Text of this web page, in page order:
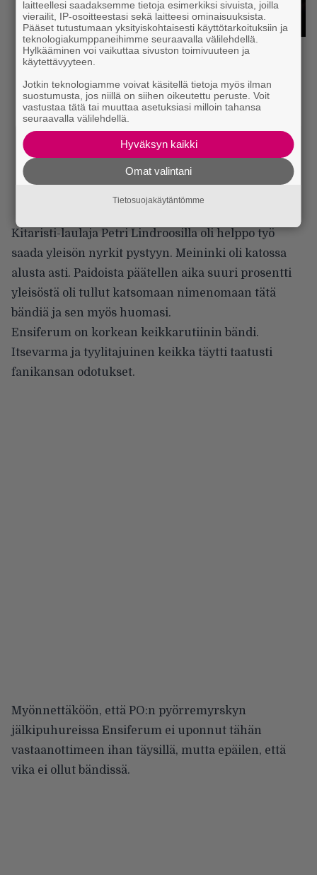
Kitaristi-laulaja Petri Lindroosilla oli helppo työ
saada yleisön nyrkit pystyyn. Meininki oli katossa
alusta asti. Paidoista päätellen aika suuri prosentti
yleisöstä oli tullut katsomaan nimenomaan tätä
bändiä ja sen myös huomasi.
Ensiferum on korkean keikkarutiinin bändi.
Itsevarma ja tyylitajuinen keikka täytti taatusti
fanikansan odotukset.
Myönnettäköön, että PO:n pyörremyrskyn
jälkipuhureissa Ensiferum ei uponnut tähän
vastaanottimeen ihan täysillä, mutta epäilen, että
vika ei ollut bändissä.
laitteellesi saadaksemme tietoja esimerkiksi sivuista, joilla
vierailit, IP-osoitteestasi sekä laitteesi ominaisuuksista.
Pääset tutustumaan yksityiskohtaisesti käyttötarkoituksiin ja
teknologiakumppaneihimme seuraavalla välilehdellä.
Hylkääminen voi vaikuttaa sivuston toimivuuteen ja
käytettävyyteen.
Jotkin teknologiamme voivat käsitellä tietoja myös ilman
suostumusta, jos niillä on siihen oikeutettu peruste. Voit
vastustaa tätä tai muuttaa asetuksiasi milloin tahansa
seuraavalla välilehdellä.
Hyväksyn kaikki
Omat valintani
Tietosuojakäytäntömme